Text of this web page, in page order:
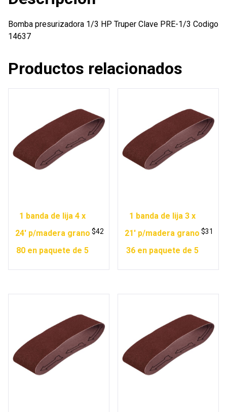
Bomba presurizadora 1/3 HP Truper Clave PRE-1/3 Codigo
14637
Productos relacionados
1 banda de lija 4 x
24′ p/madera grano
80 en paquete de 5
$42
1 banda de lija 3 x
21′ p/madera grano
36 en paquete de 5
$31